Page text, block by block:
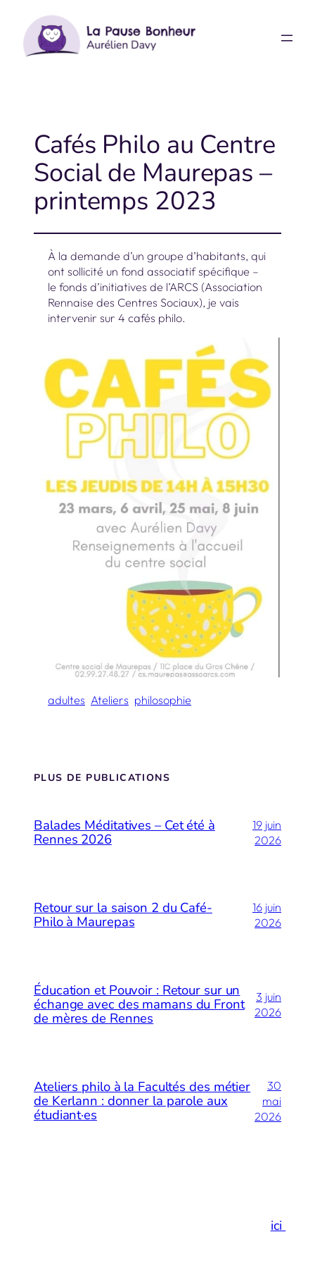
contenu
Cafés Philo au Centre
Social de Maurepas –
printemps 2023
À la demande d’un groupe d’habitants, qui
ont sollicité un fond associatif spécifique –
le fonds d’initiatives de l’ARCS (Association
Rennaise des Centres Sociaux), je vais
intervenir sur 4 cafés philo.
adultes Ateliers philosophie
PLUS DE PUBLICATIONS
Balades Méditatives – Cet été à
Rennes 2026
19 juin
2026
Retour sur la saison 2 du Café-
Philo à Maurepas
16 juin
2026
Éducation et Pouvoir : Retour sur un
échange avec des mamans du Front
de mères de Rennes
3 juin
2026
Ateliers philo à la Facultés des métier
de Kerlann : donner la parole aux
étudiant·es
30
mai
2026
ici